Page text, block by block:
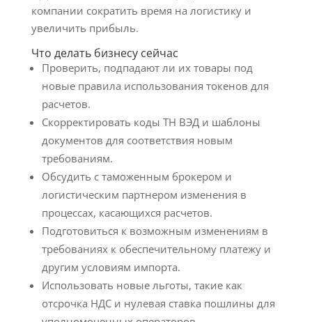
компании сократить время на логистику и
увеличить прибыль.
Что делать бизнесу сейчас
Проверить, подпадают ли их товары под
новые правила использования токенов для
расчетов.
Скорректировать коды ТН ВЭД и шаблоны
документов для соответствия новым
требованиям.
Обсудить с таможенным брокером и
логистическим партнером изменения в
процессах, касающихся расчетов.
Подготовиться к возможным изменениям в
требованиях к обеспечительному платежу и
другим условиям импорта.
Использовать новые льготы, такие как
отсрочка НДС и нулевая ставка пошлины для